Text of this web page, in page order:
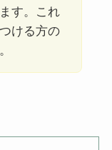
す。これ
ける方の